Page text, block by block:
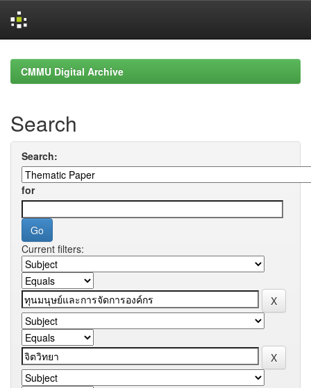
navigationCMMU Digital Archive
Search
Search:
for
Current filters: